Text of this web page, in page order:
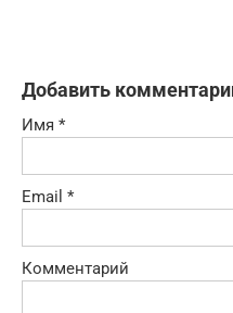
Добавить
Имя *
Email *
Комментарий